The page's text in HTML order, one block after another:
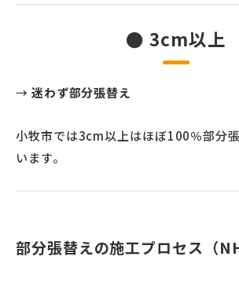
● 3cm以上
→ 迷わず部分張替え
小牧市では3cm以上はほぼ100％部分
います。
部分張替えの施工プロセス（